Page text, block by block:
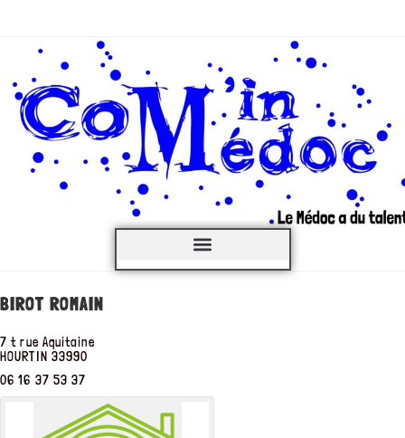
BIROT ROMAIN
7 t rue Aquitaine
HOURTIN 33990
06 16 37 53 37